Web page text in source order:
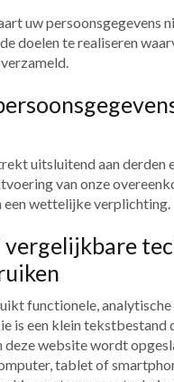
uw persoonsgegevens
doelen te realiseren
uitsluitend aan derden
van onze
een wettelijke verplichting.
vergelijkbare
functionele,
is een klein tekstbestand
deze website wordt
tablet of